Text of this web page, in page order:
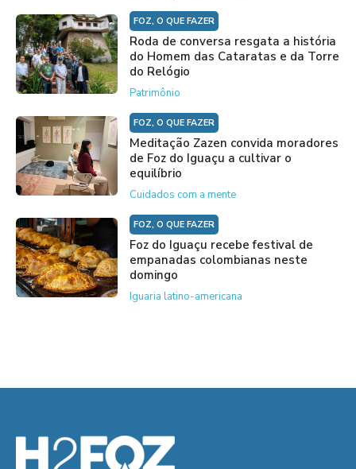
FOZ, O QUE FAZER
Roda de conversa resgata a história
do Homem das Cataratas e da Torre
do Relógio
Patrimônio
FOZ, O QUE FAZER
Meditação Zazen convida moradores
de Foz do Iguaçu a cultivar o
equilíbrio
Cuidados com a mente
FOZ, O QUE FAZER
Foz do Iguaçu recebe festival de
empanadas colombianas neste
domingo
Iguaria latino-americana